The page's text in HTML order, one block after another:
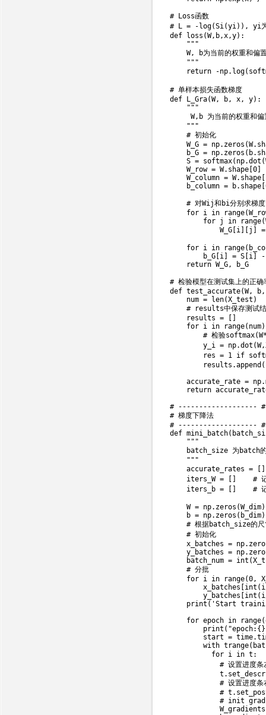
# Loss函数
# L = -log(Si(yi)), yi为
def
loss (W, b,x,y) :
"""
W, b为当前的权重和偏
    """
return
-np. log(
# 单样本损失函数梯度
def
L_Gra(W, b, x, y) :
"""
W,b 为当前的权重和偏
    """
# 初始化
    W_G
= np. zeros (W.
    b_G
= np. zeros ( b.
    S
= softmax( np.dot (
    W_row
= W. shape 0
    W_column
= W. shape
    b_column
= b. shape
# 对Wij和bi分别求梯度
for i in range(
for j in range(
            W_G
i j =
for i in range(
        b_G
i = S i
-
return W_G, b_G
# 检验模型在测试集上的正确
def test_accurate(W, b,
    num
= len(X_test )
# results中保存测试结
    results
=
for i in range( num)
# 检验
        y_i
= np.dot (W,
        res
= 1 if
        results
.append (
    accurate_rate
= np.
return
# ------------------- #
# 梯度下降法
# ------------------- #
def mini_batch(
"""
batch_size 为batch的
    """
accurate_rates =
    iters_W
=
#
    iters_b
= #
    W
= np. zeros (W_dim)
    b
= np. zeros ( b_dim)
# 根据batch_size的尺
# 初始化
    x_batches
= np.
    y_batches
= np.
    batch_num
= int (
# 分批
for i in range(0,
        x_batches
int ( i
        y_batches
int ( i
print ( 'Start
for epoch in range(
print (
        start
= time.
with trange(
for i in t :
# 设置进度条
            t
.
# 设置进度条
#
# init